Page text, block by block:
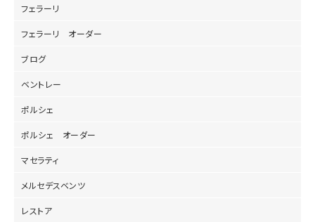
フェラーリ
フェラーリ オーダー
ブログ
ベントレー
ポルシェ
ポルシェ オーダー
マセラティ
メルセデスベンツ
レストア